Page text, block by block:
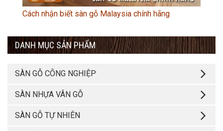
Cách nhận biết sàn gỗ Malaysia chính hãng
DANH MỤC SẢN PHẨM
SÀN GỖ CÔNG NGHIỆP
SÀN NHỰA VÂN GỖ
SÀN GỖ TỰ NHIÊN